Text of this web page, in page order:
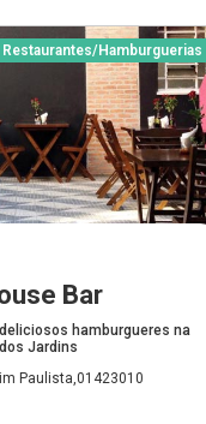
Restaurantes/Hamburguerias
Bar
hamburgueres na
Jardins
Paulista,01423010